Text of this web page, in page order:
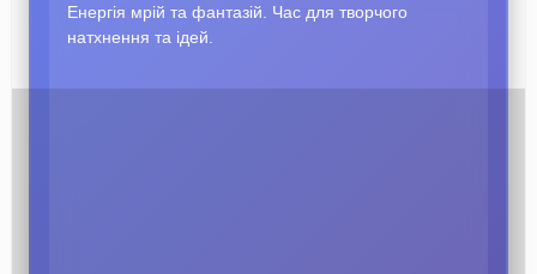
Енергія мрій та фантазій. Час для творчого
натхнення та ідей.